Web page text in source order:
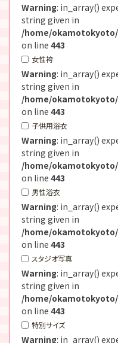
Warning: in_array()
string given in
/home/
on line 443
女性袴
Warning: in_array()
string given in
/home/
on line 443
子供用浴衣
Warning: in_array()
string given in
/home/
on line 443
男性浴衣
Warning: in_array()
string given in
/home/
on line 443
スタジオ写真
Warning: in_array()
string given in
/home/
on line 443
特別サイズ
Warning: in_array()